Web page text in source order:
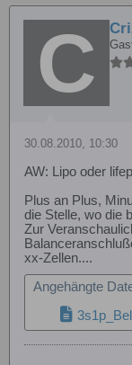
30.08.2010, 10:30
AW: Lipo oder
Plus an Plus,
die Stelle, wo die
Zur
xx-Zellen....
Angehängte